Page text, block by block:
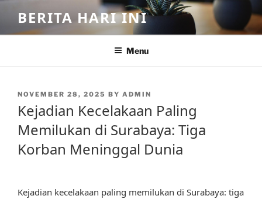
content
BERITA HARI INI
Menu
POSTED
NOVEMBER 28, 2025 BY ADMIN
Kejadian Kecelakaan Paling
Memilukan di Surabaya: Tiga
Korban Meninggal Dunia
Kejadian kecelakaan paling memilukan di Surabaya: tiga